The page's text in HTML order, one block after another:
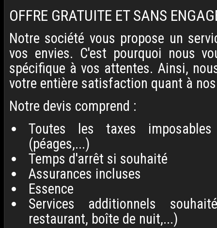
OFFRE GRATUITE ET SANS
Notre société vous propose un
vos envies. C'est pourquoi nous
spécifique à vos attentes. Ainsi,
votre entière satisfaction quant à
Notre devis comprend :
Toutes les taxes
(péages,...)
Temps d'arrêt si souhaité
Assurances incluses
Essence
Services additionnels
restaurant, boîte de nuit,...)